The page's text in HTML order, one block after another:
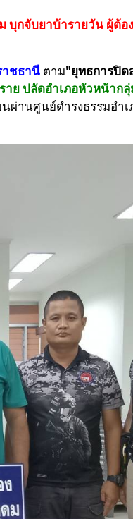
กจับยาบ้ารายวัน ผู้ต้อ
าชธานี ตาม"ยุทธการปิด
าย ปลัดอำเภอหัวหน้าก
นผ่านศูนย์ดำรงธรรมอ